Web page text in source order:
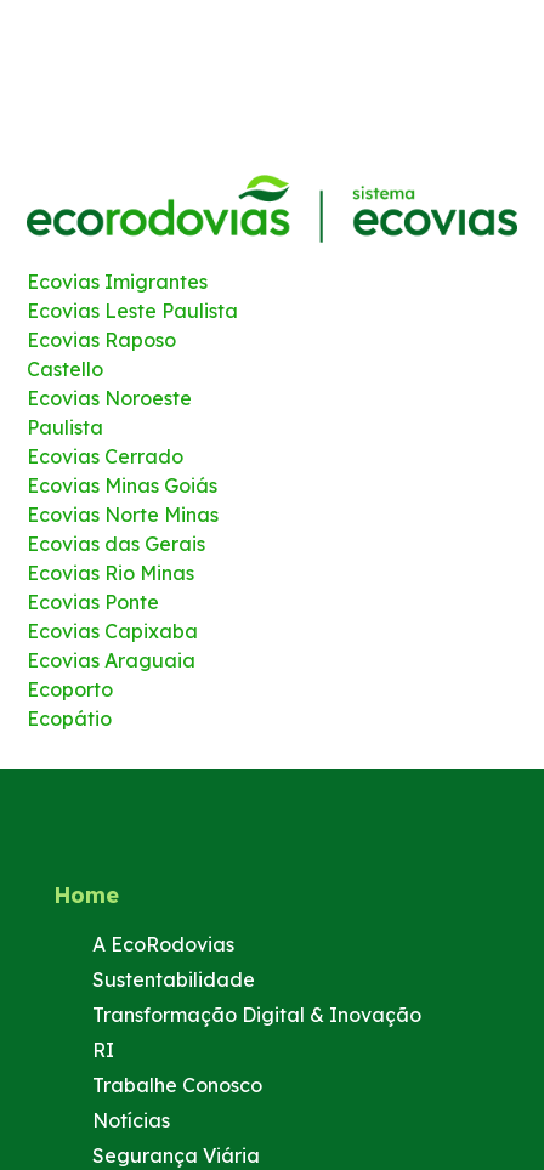
Ecovias Imigrantes
Ecovias Leste Paulista
Ecovias Raposo
Castello
Ecovias Noroeste
Paulista
Ecovias Cerrado
Ecovias Minas Goiás
Ecovias Norte Minas
Ecovias das Gerais
Ecovias Rio Minas
Ecovias Ponte
Ecovias Capixaba
Ecovias Araguaia
Ecoporto
Ecopátio
Home
A EcoRodovias
Sustentabilidade
Transformação Digital & Inovação
RI
Trabalhe Conosco
Notícias
Segurança Viária